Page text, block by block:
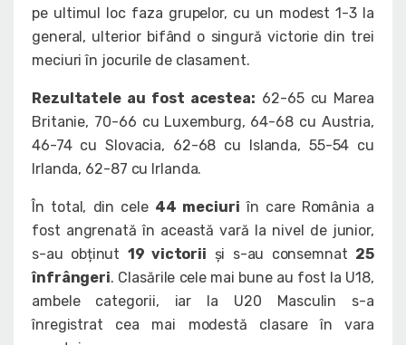
pe ultimul loc faza grupelor, cu un modest 1-3 la
general, ulterior bifând o singură victorie din trei
meciuri în jocurile de clasament.
Rezultatele au fost acestea: 62-65 cu Marea
Britanie, 70-66 cu Luxemburg, 64-68 cu Austria,
46-74 cu Slovacia, 62-68 cu Islanda, 55-54 cu
Irlanda, 62-87 cu Irlanda.
În total, din cele 44 meciuri în care România a
fost angrenată în această vară la nivel de junior,
s-au obținut 19 victorii și s-au consemnat 25
înfrângeri. Clasările cele mai bune au fost la U18,
ambele categorii, iar la U20 Masculin s-a
înregistrat cea mai modestă clasare în vara